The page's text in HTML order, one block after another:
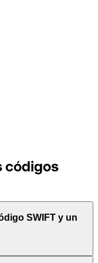
códigos
SWIFT y un